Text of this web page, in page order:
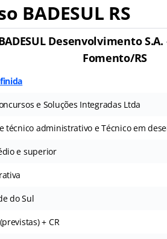
BADESUL RS
Desenvolvimento
Fomento/RS
e Soluções Integradas Ltda
técnico administrativo e Técnico em
e superior
do Sul
+ CR